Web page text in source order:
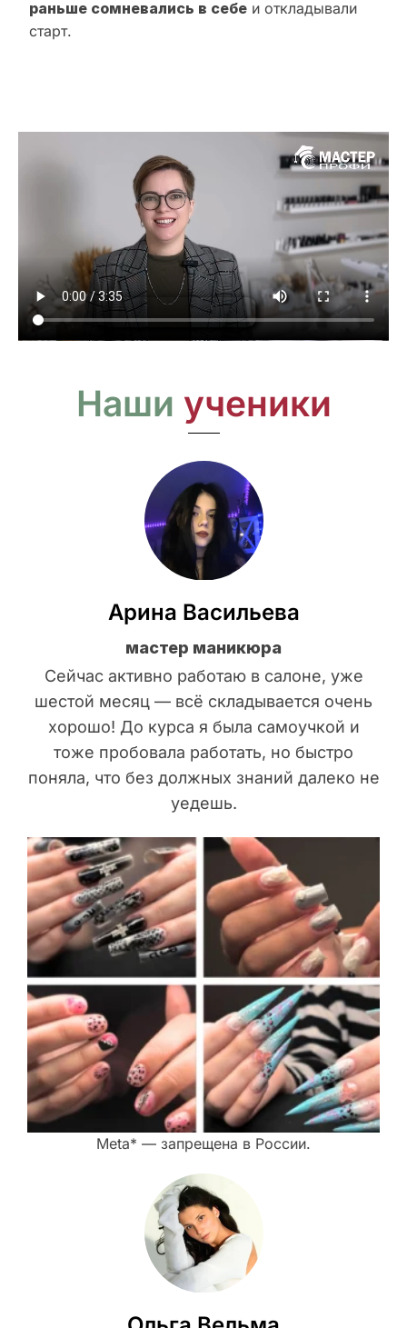
раньше сомневались в себе и откладывали
старт.
Наши ученики
Арина Васильева
мастер маникюра
Сейчас активно работаю в салоне, уже
шестой месяц — всё складывается очень
хорошо! До курса я была самоучкой и
тоже пробовала работать, но быстро
поняла, что без должных знаний далеко не
уедешь.
Meta* — запрещена в России.